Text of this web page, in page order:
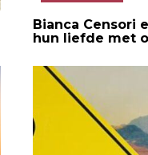
Bianca Censori
hun liefde met